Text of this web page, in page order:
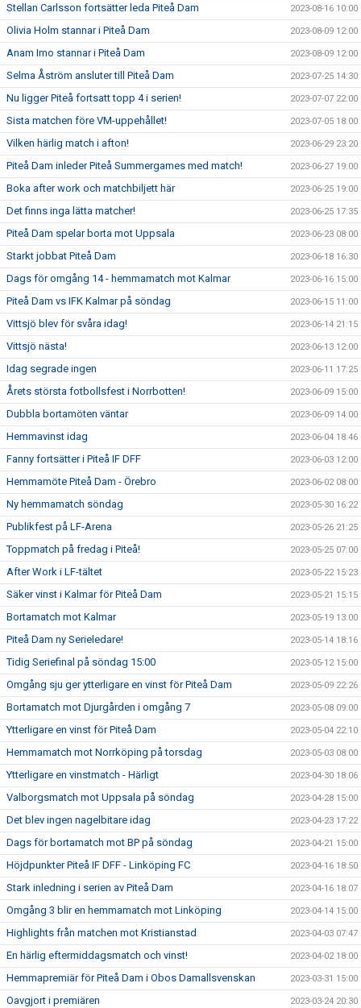
Stellan Carlsson fortsätter leda Piteå Dam 2023-08-16 10:00
Olivia Holm stannar i Piteå Dam 2023-08-09 12:00
Anam Imo stannar i Piteå Dam 2023-08-09 12:00
Selma Åström ansluter till Piteå Dam 2023-07-25 14:30
Nu ligger Piteå fortsatt topp 4 i serien! 2023-07-07 22:00
Sista matchen före VM-uppehållet! 2023-07-05 18:00
Vilken härlig match i afton! 2023-06-29 23:20
Piteå Dam inleder Piteå Summergames med match! 2023-06-27 19:00
Boka after work och matchbiljett här 2023-06-25 19:00
Det finns inga lätta matcher! 2023-06-25 17:35
Piteå Dam spelar borta mot Uppsala 2023-06-23 08:00
Starkt jobbat Piteå Dam 2023-06-18 16:30
Dags för omgång 14 - hemmamatch mot Kalmar 2023-06-16 15:00
Piteå Dam vs IFK Kalmar på söndag 2023-06-15 11:00
Vittsjö blev för svåra idag! 2023-06-14 21:15
Vittsjö nästa! 2023-06-13 12:00
Idag segrade ingen 2023-06-11 17:25
Årets största fotbollsfest i Norrbotten! 2023-06-09 15:00
Dubbla bortamöten väntar 2023-06-09 14:00
Hemmavinst idag 2023-06-04 18:46
Fanny fortsätter i Piteå IF DFF 2023-06-03 12:00
Hemmamöte Piteå Dam - Örebro 2023-06-02 08:00
Ny hemmamatch söndag 2023-05-30 16:22
Publikfest på LF-Arena 2023-05-26 21:25
Toppmatch på fredag i Piteå! 2023-05-25 07:00
After Work i LF-tältet 2023-05-22 15:23
Säker vinst i Kalmar för Piteå Dam 2023-05-21 15:15
Bortamatch mot Kalmar 2023-05-19 13:00
Piteå Dam ny Serieledare! 2023-05-14 18:16
Tidig Seriefinal på söndag 15:00 2023-05-12 15:00
Omgång sju ger ytterligare en vinst för Piteå Dam 2023-05-09 22:26
Bortamatch mot Djurgården i omgång 7 2023-05-08 09:00
Ytterligare en vinst för Piteå Dam 2023-05-04 22:10
Hemmamatch mot Norrköping på torsdag 2023-05-03 08:00
Ytterligare en vinstmatch - Härligt 2023-04-30 18:06
Valborgsmatch mot Uppsala på söndag 2023-04-28 15:00
Det blev ingen nagelbitare idag 2023-04-23 17:22
Dags för bortamatch mot BP på söndag 2023-04-21 15:00
Höjdpunkter Piteå IF DFF - Linköping FC 2023-04-16 18:50
Stark inledning i serien av Piteå Dam 2023-04-16 18:07
Omgång 3 blir en hemmamatch mot Linköping 2023-04-14 15:00
Highlights från matchen mot Kristianstad 2023-04-03 07:47
En härlig eftermiddagsmatch och vinst! 2023-04-02 18:00
Hemmapremiär för Piteå Dam i Obos Damallsvenskan 2023-03-31 15:00
Oavgjort i premiären 2023-03-24 20:30